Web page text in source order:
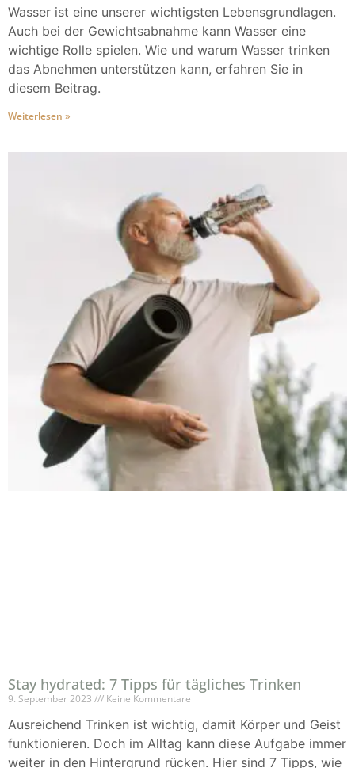
Wasser ist eine unserer wichtigsten Lebensgrundlagen.
Auch bei der Gewichtsabnahme kann Wasser eine
wichtige Rolle spielen. Wie und warum Wasser trinken
das Abnehmen unterstützen kann, erfahren Sie in
diesem Beitrag.
Weiterlesen »
Stay hydrated: 7 Tipps für tägliches Trinken
9. September 2023 Keine Kommentare
Ausreichend Trinken ist wichtig, damit Körper und Geist
funktionieren. Doch im Alltag kann diese Aufgabe immer
weiter in den Hintergrund rücken. Hier sind 7 Tipps, wie